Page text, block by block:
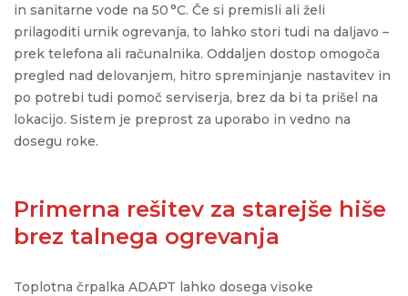
in sanitarne vode na 50 °C. Če si premisli ali želi
prilagoditi urnik ogrevanja, to lahko stori tudi na daljavo –
prek telefona ali računalnika. Oddaljen dostop omogoča
pregled nad delovanjem, hitro spreminjanje nastavitev in
po potrebi tudi pomoč serviserja, brez da bi ta prišel na
lokacijo. Sistem je preprost za uporabo in vedno na
dosegu roke.
Primerna rešitev za starejše hiše
brez talnega ogrevanja
Toplotna črpalka ADAPT lahko dosega visoke